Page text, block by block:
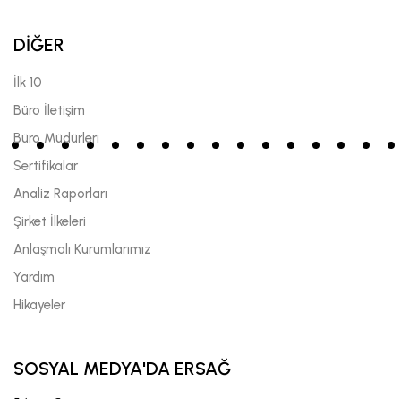
DİĞER
İlk 10
Büro İletişim
Büro Müdürleri
Sertifikalar
Analiz Raporları
Şirket İlkeleri
Anlaşmalı Kurumlarımız
Yardım
Hikayeler
SOSYAL MEDYA'DA ERSAĞ